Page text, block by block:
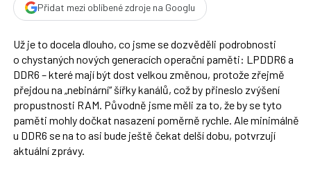
Přidat mezi oblíbené zdroje na Googlu
Už je to docela dlouho, co jsme se dozvěděli podrobnosti
o chystaných nových generacích operační paměti: LPDDR6 a
DDR6 – které mají být dost velkou změnou, protože zřejmě
přejdou na „nebinární“ šířky kanálů, což by přineslo zvýšení
propustnosti RAM. Původně jsme měli za to, že by se tyto
paměti mohly dočkat nasazení poměrně rychle. Ale minimálně
u DDR6 se na to asi bude ještě čekat delší dobu, potvrzují
aktuální zprávy.